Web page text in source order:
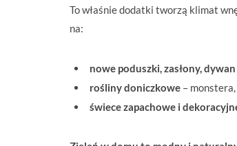
To właśnie dodatki tworzą klimat
na:
nowe poduszki, zasłony,
rośliny doniczkowe –
świece zapachowe i